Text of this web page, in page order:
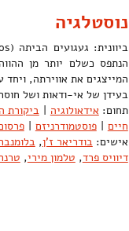
נוסטלגיה
הנתפס כשלם יותר מן
המייצגים את אווירתה,
בעידן של אי-ודאות ושל
תחום: אידאולוגיה | ביקורת
חיים | פוסטמודרניזם |
אישים:בודריאר ז'ן,
דיוויס פרד, טלמון מירי,